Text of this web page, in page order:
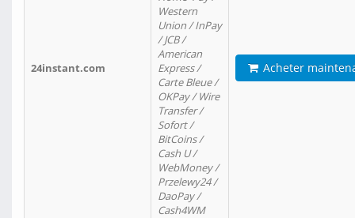
24instant.com
Western
Union / InPay
/ JCB /
American
Express /
Carte Bleue /
OKPay / Wire
Transfer /
Sofort /
BitCoins /
Cash U /
WebMoney /
Przelewy24 /
DaoPay /
Cash4WM
Acheter